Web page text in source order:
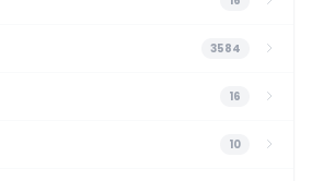
3584
16
10